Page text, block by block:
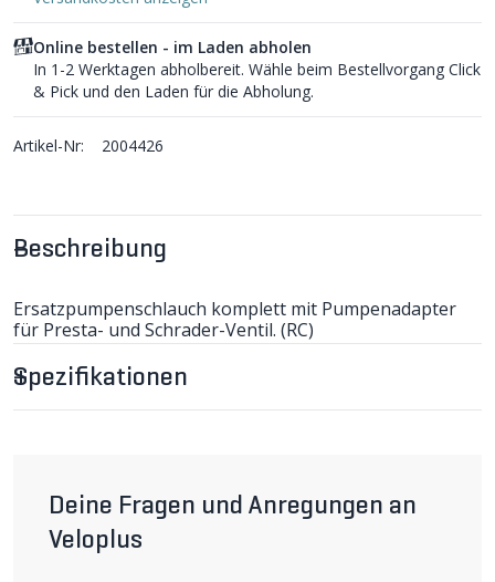
Beschreibung
Ersatzpumpenschlauch komplett mit Pumpenadapter
für Presta- und Schrader-Ventil. (RC)
- Schlauchlänge 90cm
- Schlauch-Ø 10mm
- Pumpenadapter für Presta- und Schrader-Ventil
Spezifikationen
Deine Fragen und Anregungen an
Veloplus
Online bestellen - im Laden abholen
In 1-2 Werktagen abholbereit. Wähle beim Bestellvorgang Click
& Pick und den Laden für die Abholung.
Artikel-Nr: 2004426